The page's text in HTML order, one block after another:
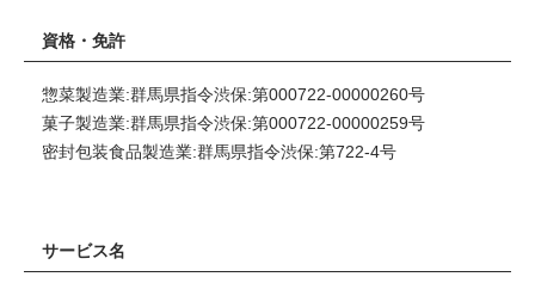
資格・免許
惣菜製造業:群馬県指令渋保:第000722-00000260号
菓子製造業:群馬県指令渋保:第000722-00000259号
密封包装食品製造業:群馬県指令渋保:第722-4号
サービス名